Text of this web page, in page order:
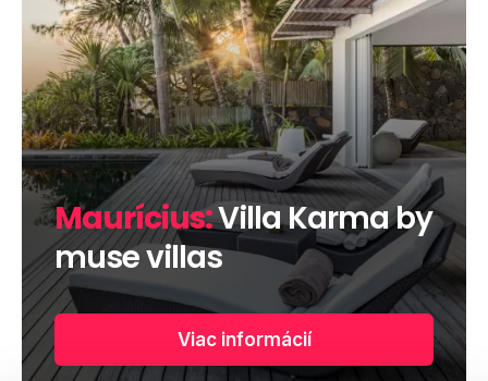
Maurícius:Villa Karma by
muse villas
Viac informácií